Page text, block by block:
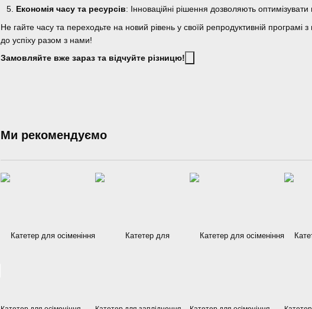
Економія часу та ресурсів: Інноваційні рішення дозволяють
Не гайте часу та переходьте на новий рівень у своїй репродуктивній
до успіху разом з нами!
Замовляйте вже зараз та відчуйте різницю!
Ми рекомендуємо